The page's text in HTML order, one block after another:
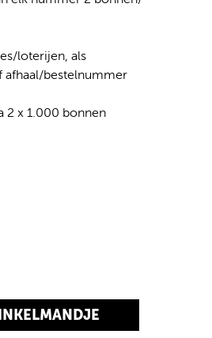
loterijen, als
afhaal/bestelnummer
2 x 1.000 bonnen